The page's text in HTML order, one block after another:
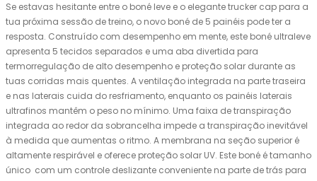
Se estavas hesitante entre o boné leve e o elegante trucker cap para a
tua próxima sessão de treino, o novo boné de 5 painéis pode ter a
resposta. Construído com desempenho em mente, este boné ultraleve
apresenta 5 tecidos separados e uma aba divertida para
termorregulação de alto desempenho e proteção solar durante as
tuas corridas mais quentes. A ventilação integrada na parte traseira
e nas laterais cuida do resfriamento, enquanto os painéis laterais
ultrafinos mantêm o peso no mínimo. Uma faixa de transpiração
integrada ao redor da sobrancelha impede a transpiração inevitável
à medida que aumentas o ritmo. A membrana na seção superior é
altamente respirável e oferece proteção solar UV. Este boné é tamanho
único com um controle deslizante conveniente na parte de trás para